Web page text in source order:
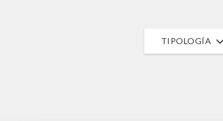
TIPOLOGÍA